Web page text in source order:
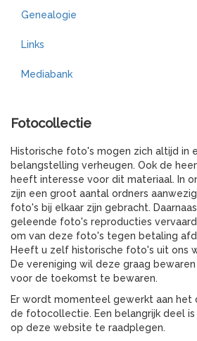
Genealogie
Links
Mediabank
Fotocollectie
Historische foto's mogen zich altijd in
belangstelling verheugen. Ook de
heeft interesse voor dit materiaal. In
zijn een groot aantal ordners
foto's bij elkaar zijn gebracht.
geleende foto's reproducties
om van deze foto's tegen betaling
Heeft u zelf historische foto's uit ons
De vereniging wil deze graag
voor de toekomst te bewaren.
Er wordt momenteel gewerkt aan het
de fotocollectie. Een belangrijk deel is
op deze website te raadplegen.